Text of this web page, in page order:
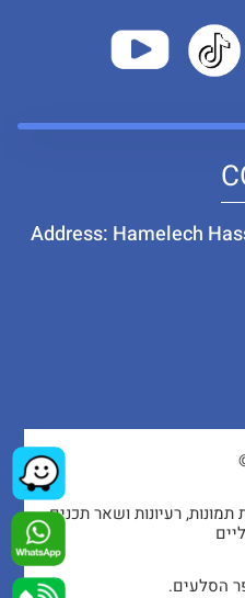
Address: Hamelech
רעיונות ושאר תכנים
הסלעים.